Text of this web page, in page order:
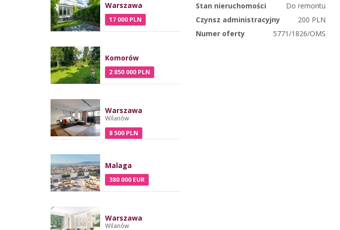
Warszawa
17 000 PLN
Komorów
2 850 000 PLN
Warszawa
Wilanów
8 500 PLN
Malaga
380 000 EUR
Warszawa
Wilanów
Stan nieruchomości
Do remontu
Czynsz administracyjny
200 PLN
Numer oferty
5771/1826/OMS